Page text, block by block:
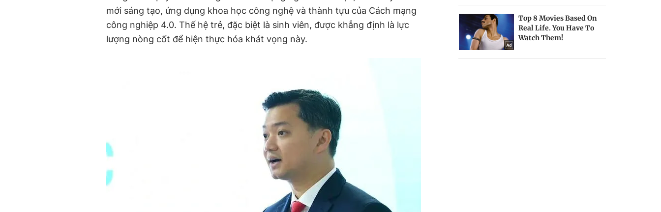
mới sáng tạo, ứng dụng khoa học công nghệ và thành tựu của Cách mạng
công nghiệp 4.0. Thế hệ trẻ, đặc biệt là sinh viên, được khẳng định là lực
lượng nòng cốt để hiện thực hóa khát vọng này.